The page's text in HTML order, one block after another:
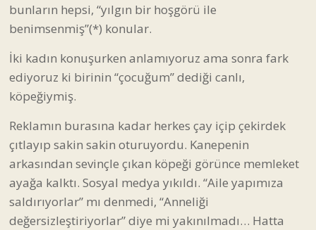
bunların hepsi, “yılgın bir hoşgörü ile
benimsenmiş”(*) konular.
İki kadın konuşurken anlamıyoruz ama sonra fark
ediyoruz ki birinin “çocuğum” dediği canlı,
köpeğiymiş.
Reklamın burasına kadar herkes çay içip çekirdek
çıtlayıp sakin sakin oturuyordu. Kanepenin
arkasından sevinçle çıkan köpeği görünce memleket
ayağa kalktı. Sosyal medya yıkıldı. “Aile yapımıza
saldırıyorlar” mı denmedi, “Anneliği
değersizleştiriyorlar” diye mi yakınılmadı… Hatta